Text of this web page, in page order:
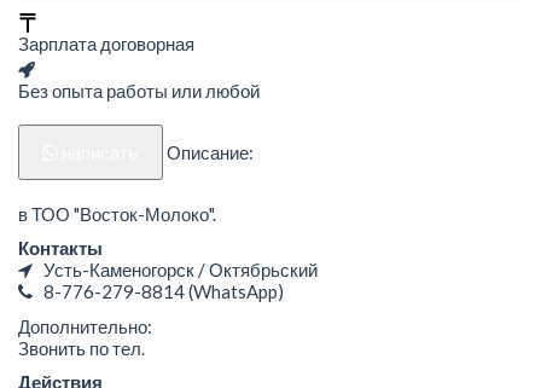
Зарплата договорная
Без опыта работы или любой
Описание:
в ТОО "Восток-Молоко".
Контакты
Усть-Каменогорск / Октябрьский
8-776-279-8814(WhatsApp)
Дополнительно:
Звонить по тел.
Действия